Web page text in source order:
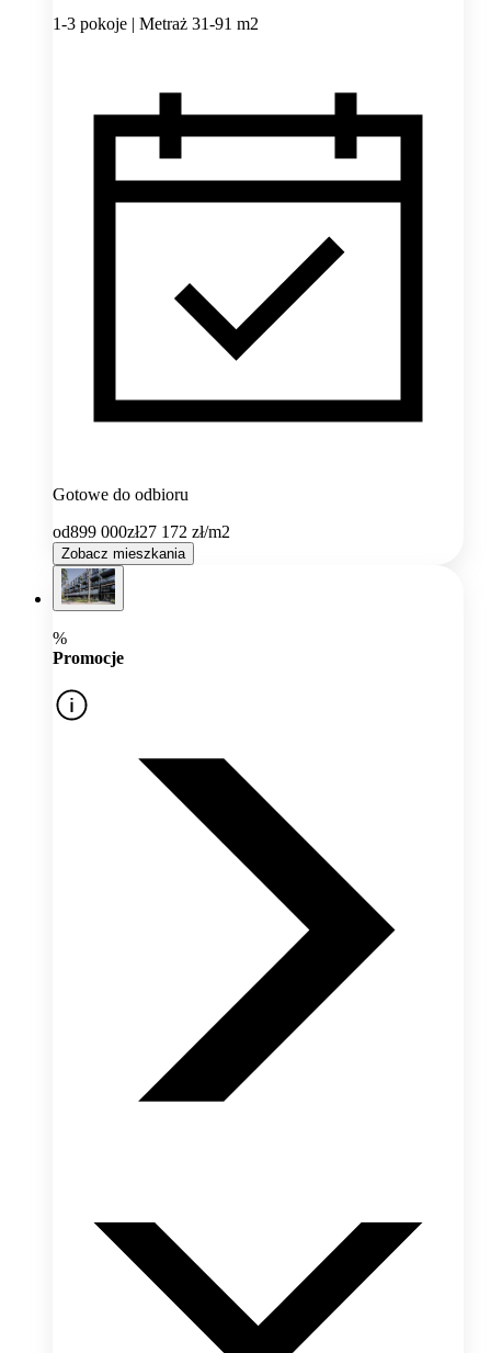
1-3 pokoje | Metraż 31-91 m2
Gotowe do odbioru
od899 000zł27 172 zł/m2
Zobacz mieszkania
%
Promocje